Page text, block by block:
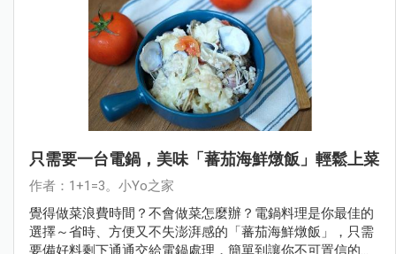
只需要一台電鍋，美味「蕃茄海鮮燉飯」輕鬆上菜
作者：1+1=3。小Yo之家
覺得做菜浪費時間？不會做菜怎麼辦？電鍋料理是你最佳的
選擇～省時、方便又不失澎湃感的「蕃茄海鮮燉飯」，只需
要備好料剩下通通交給電鍋處理，簡單到讓你不可置信的懶